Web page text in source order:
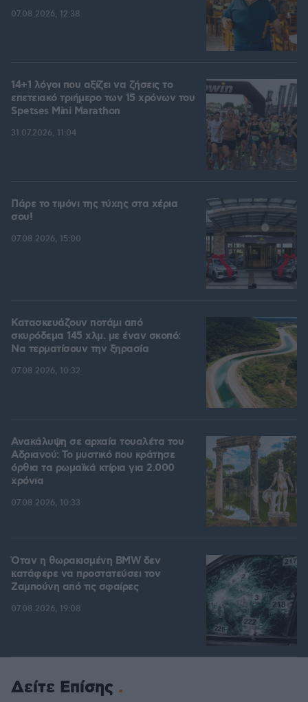
07.08.2026, 12:38
14+1 λόγοι που αξίζει να ζήσεις το
επετειακό τριήμερο των 15 χρόνων του
Spetses Mini Marathon
31.07.2026, 11:04
Πάρε το τιμόνι της τύχης στα χέρια
σου!
07.08.2026, 15:00
Κατασκευάζουν ποτάμι από
σκυρόδεμα 145 χλμ. με έναν σκοπό:
Να τερματίσουν την ξηρασία
07.08.2026, 10:32
Ανακάλυψη σε αρχαία τουαλέτα του
Αδριανού: Το μυστικό που κράτησε
όρθια τα ρωμαϊκά κτίρια για 2.000
χρόνια
07.08.2026, 10:33
Όταν η θωρακισμένη BMW δεν
κατάφερε να προστατεύσει τον
Ζαμπούνη από τις σφαίρες
07.08.2026, 19:08
Δείτε Επίσης